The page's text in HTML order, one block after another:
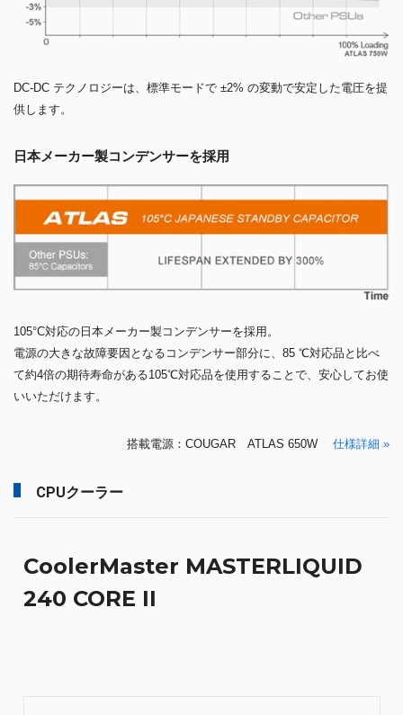
DC-DC テクノロジーは、標準モードで ±2% の変動で安定した電圧を提
供します。
日本メーカー製コンデンサーを採用
105°C対応の日本メーカー製コンデンサーを採用。
電源の大きな故障要因となるコンデンサー部分に、85 ℃対応品と比べ
て約4倍の期待寿命がある105℃対応品を使用することで、安心してお使
いいただけます。
搭載電源：COUGAR ATLAS 650W 仕様詳細 »
CPUクーラー
CoolerMaster MASTERLIQUID
240 CORE II